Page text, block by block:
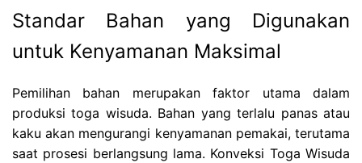
Standar Bahan yang Digunakan
untuk Kenyamanan Maksimal
Pemilihan bahan merupakan faktor utama dalam
produksi toga wisuda. Bahan yang terlalu panas atau
kaku akan mengurangi kenyamanan pemakai, terutama
saat prosesi berlangsung lama. Konveksi Toga Wisuda